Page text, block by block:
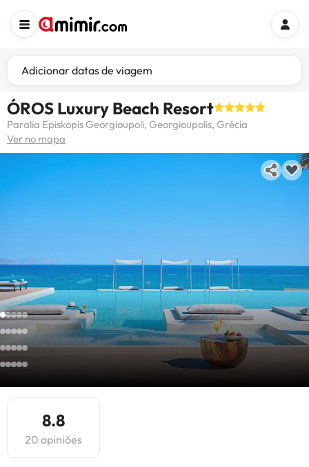
Adicionar datas de viagem
ÓROS Luxury Beach Resort
Paralia Episkopis Georgioupoli, Georgioupolis, Grécia
Ver no mapa
8.8
20 opiniões